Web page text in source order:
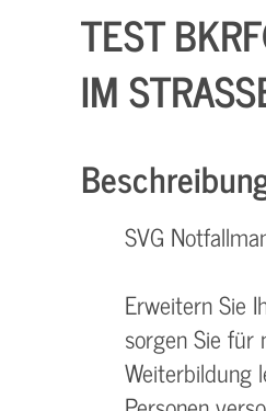
TEST
IM
SVG
Erweitern Sie
sorgen Sie
Weiterbildung